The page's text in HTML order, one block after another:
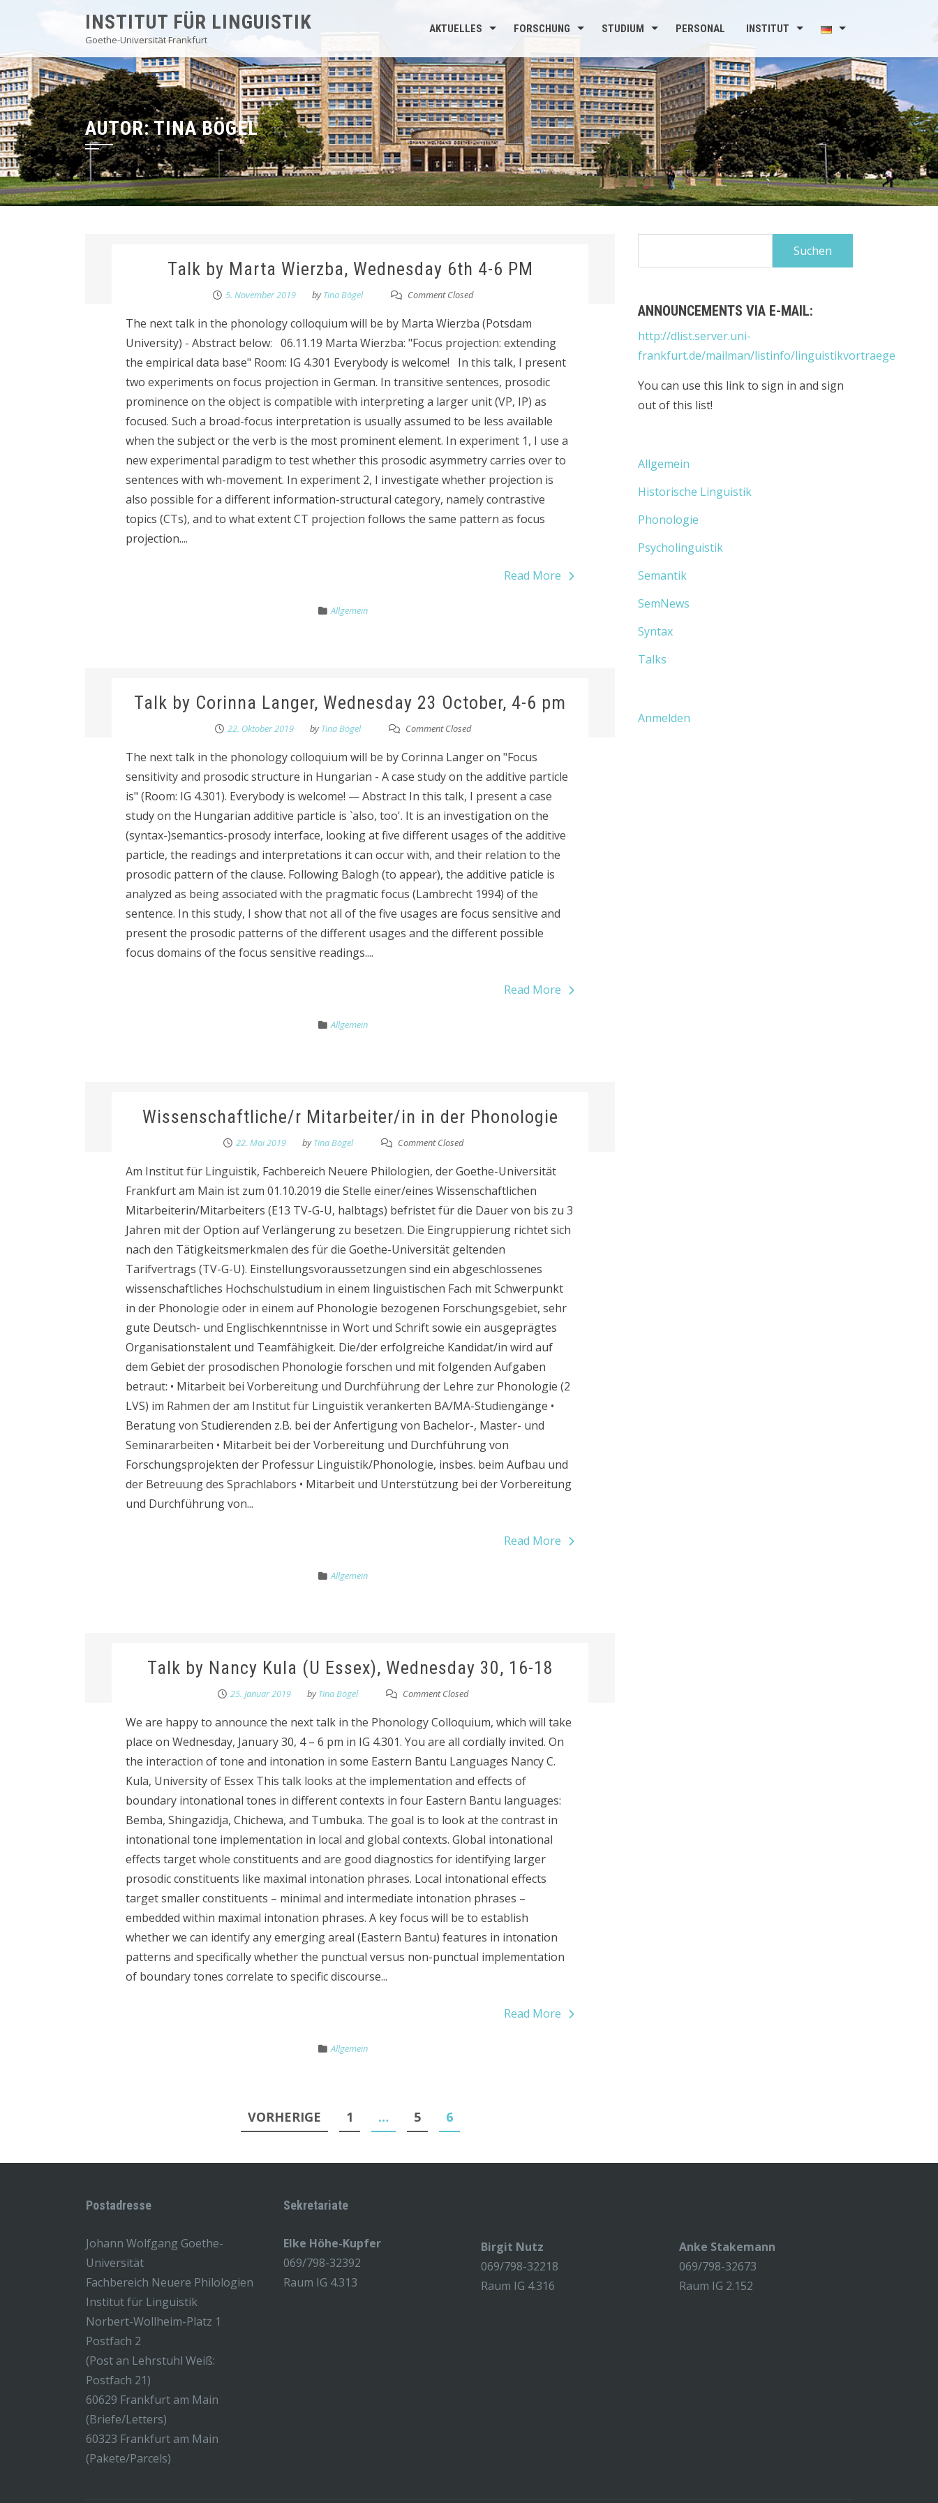
INSTITUT FÜR LINGUISTIK
Goethe-Universität Frankfurt
AKTUELLES FORSCHUNG STUDIUM PERSONAL INSTITUT
AUTOR:TINA BÖGEL
Talk by Marta Wierzba, Wednesday 6th 4-6 PM
5. November 2019 byTina Bögel Comment Closed
The next talk in the phonology colloquium will be by Marta Wierzba (Potsdam
University) - Abstract below: 06.11.19 Marta Wierzba: "Focus projection: extending
the empirical data base" Room: IG 4.301 Everybody is welcome! In this talk, I present
two experiments on focus projection in German. In transitive sentences, prosodic
prominence on the object is compatible with interpreting a larger unit (VP, IP) as
focused. Such a broad-focus interpretation is usually assumed to be less available
when the subject or the verb is the most prominent element. In experiment 1, I use a
new experimental paradigm to test whether this prosodic asymmetry carries over to
sentences with wh-movement. In experiment 2, I investigate whether projection is
also possible for a different information-structural category, namely contrastive
topics (CTs), and to what extent CT projection follows the same pattern as focus
projection....
Read More
Allgemein
Talk by Corinna Langer, Wednesday 23 October, 4-6 pm
22. Oktober 2019 byTina Bögel Comment Closed
The next talk in the phonology colloquium will be by Corinna Langer on "Focus
sensitivity and prosodic structure in Hungarian - A case study on the additive particle
is" (Room: IG 4.301). Everybody is welcome! — Abstract In this talk, I present a case
study on the Hungarian additive particle is `also, too'. It is an investigation on the
(syntax-)semantics-prosody interface, looking at five different usages of the additive
particle, the readings and interpretations it can occur with, and their relation to the
prosodic pattern of the clause. Following Balogh (to appear), the additive paticle is
analyzed as being associated with the pragmatic focus (Lambrecht 1994) of the
sentence. In this study, I show that not all of the five usages are focus sensitive and
present the prosodic patterns of the different usages and the different possible
focus domains of the focus sensitive readings....
Read More
Allgemein
Wissenschaftliche/r Mitarbeiter/in in der Phonologie
22. Mai 2019 byTina Bögel Comment Closed
Am Institut für Linguistik, Fachbereich Neuere Philologien, der Goethe-Universität
Frankfurt am Main ist zum 01.10.2019 die Stelle einer/eines Wissenschaftlichen
Mitarbeiterin/Mitarbeiters (E13 TV-G-U, halbtags) befristet für die Dauer von bis zu 3
Jahren mit der Option auf Verlängerung zu besetzen. Die Eingruppierung richtet sich
nach den Tätigkeitsmerkmalen des für die Goethe-Universität geltenden
Tarifvertrags (TV-G-U). Einstellungsvoraussetzungen sind ein abgeschlossenes
wissenschaftliches Hochschulstudium in einem linguistischen Fach mit Schwerpunkt
in der Phonologie oder in einem auf Phonologie bezogenen Forschungsgebiet, sehr
gute Deutsch- und Englischkenntnisse in Wort und Schrift sowie ein ausgeprägtes
Organisationstalent und Teamfähigkeit. Die/der erfolgreiche Kandidat/in wird auf
dem Gebiet der prosodischen Phonologie forschen und mit folgenden Aufgaben
betraut: • Mitarbeit bei Vorbereitung und Durchführung der Lehre zur Phonologie (2
LVS) im Rahmen der am Institut für Linguistik verankerten BA/MA-Studiengänge •
Beratung von Studierenden z.B. bei der Anfertigung von Bachelor-, Master- und
Seminararbeiten • Mitarbeit bei der Vorbereitung und Durchführung von
Forschungsprojekten der Professur Linguistik/Phonologie, insbes. beim Aufbau und
der Betreuung des Sprachlabors • Mitarbeit und Unterstützung bei der Vorbereitung
und Durchführung von...
Read More
Allgemein
Talk by Nancy Kula (U Essex), Wednesday 30, 16-18
25. Januar 2019 byTina Bögel Comment Closed
We are happy to announce the next talk in the Phonology Colloquium, which will take
place on Wednesday, January 30, 4 – 6 pm in IG 4.301. You are all cordially invited. On
the interaction of tone and intonation in some Eastern Bantu Languages Nancy C.
Kula, University of Essex This talk looks at the implementation and effects of
boundary intonational tones in different contexts in four Eastern Bantu languages:
Bemba, Shingazidja, Chichewa, and Tumbuka. The goal is to look at the contrast in
intonational tone implementation in local and global contexts. Global intonational
effects target whole constituents and are good diagnostics for identifying larger
prosodic constituents like maximal intonation phrases. Local intonational effects
target smaller constituents – minimal and intermediate intonation phrases –
embedded within maximal intonation phrases. A key focus will be to establish
whether we can identify any emerging areal (Eastern Bantu) features in intonation
patterns and specifically whether the punctual versus non-punctual implementation
of boundary tones correlate to specific discourse...
Read More
Allgemein
Beiträge
VORHERIGE 1 … 5 6
ANNOUNCEMENTS VIA E-MAIL:
http://dlist.server.uni-
frankfurt.de/mailman/listinfo/linguistikvortraege
You can use this link to sign in and sign
out of this list!
Allgemein
Historische Linguistik
Phonologie
Psycholinguistik
Semantik
SemNews
Syntax
Talks
Anmelden
Postadresse
Johann Wolfgang Goethe-
Universität
Fachbereich Neuere Philologien
Institut für Linguistik
Norbert-Wollheim-Platz 1
Postfach 2
(Post an Lehrstuhl Weiß:
Postfach 21)
60629 Frankfurt am Main
(Briefe/Letters)
60323 Frankfurt am Main
(Pakete/Parcels)
Sekretariate
Elke Höhe-Kupfer
069/798-32392
Raum IG 4.313
Birgit Nutz
069/798-32218
Raum IG 4.316
Anke Stakemann
069/798-32673
Raum IG 2.152